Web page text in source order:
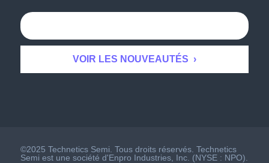
©2025 Technetics Semi. Tous droits réservés. Technetics
Semi est une société d'Enpro Industries, Inc. (NYSE : NPO).